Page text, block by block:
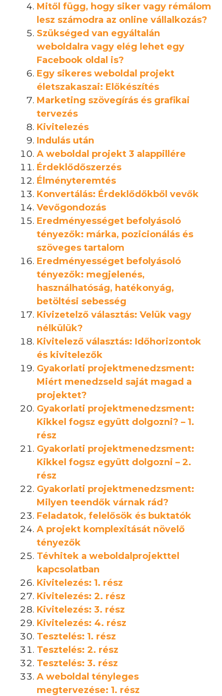
Mitől függ, hogy siker vagy rémálom
lesz számodra az online vállalkozás?
Szükséged van egyáltalán
weboldalra vagy elég lehet egy
Facebook oldal is?
Egy sikeres weboldal projekt
életszakaszai: Előkészítés
Marketing szövegírás és grafikai
tervezés
Kivitelezés
Indulás után
A weboldal projekt 3 alappillére
Érdeklődőszerzés
Élményteremtés
Konvertálás: Érdeklődőkből vevők
Vevőgondozás
Eredményességet befolyásoló
tényezők: márka, pozicionálás és
szöveges tartalom
Eredményességet befolyásoló
tényezők: megjelenés,
használhatóság, hatékonyág,
betöltési sebesség
Kivizetelző választás: Velük vagy
nélkülük?
Kivitelező választás: Időhorizontok
és kivitelezők
Gyakorlati projektmenedzsment:
Miért menedzseld saját magad a
projektet?
Gyakorlati projektmenedzsment:
Kikkel fogsz együtt dolgozni? – 1.
rész
Gyakorlati projektmenedzsment:
Kikkel fogsz együtt dolgozni – 2.
rész
Gyakorlati projektmenedzsment:
Milyen teendők várnak rád?
Feladatok, felelősök és buktatók
A projekt komplexitását növelő
tényezők
Tévhitek a weboldalprojekttel
kapcsolatban
Kivitelezés: 1. rész
Kivitelezés: 2. rész
Kivitelezés: 3. rész
Kivitelezés: 4. rész
Tesztelés: 1. rész
Tesztelés: 2. rész
Tesztelés: 3. rész
A weboldal tényleges
megtervezése: 1. rész